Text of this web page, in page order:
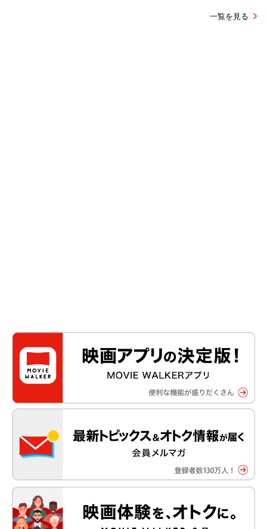
一覧を見る